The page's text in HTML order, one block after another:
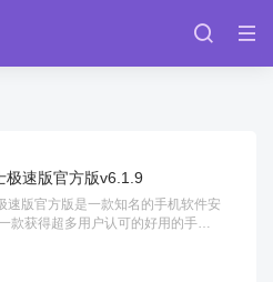
极速版官方版v6.1.9
速版官方版是一款知名的手机软件安
款获得超多用户认可的好用的手机